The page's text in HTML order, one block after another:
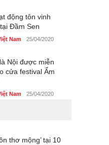
động tôn vinh
Đầm Sen
Nam 25/04/2020
Nội được miễn
cửa festival Ẩm
Nam 25/04/2020
Nam 25/04/2020
thơ mộng’ tại 10